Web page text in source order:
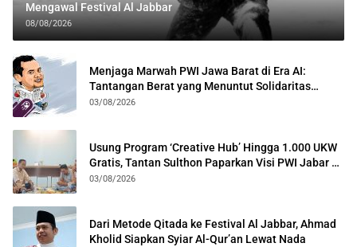
Mengawal Festival Al Jabbar
08/08/2026
Menjaga Marwah PWI Jawa Barat di Era AI:
Tantangan Berat yang Menuntut Solidaritas
Lintas Generasi
03/08/2026
Usung Program ‘Creative Hub’ Hingga 1.000 UKW
Gratis, Tantan Sulthon Paparkan Visi PWI Jabar di
Kota Bogor
03/08/2026
Dari Metode Qitada ke Festival Al Jabbar, Ahmad
Kholid Siapkan Syiar Al-Qur’an Lewat Nada